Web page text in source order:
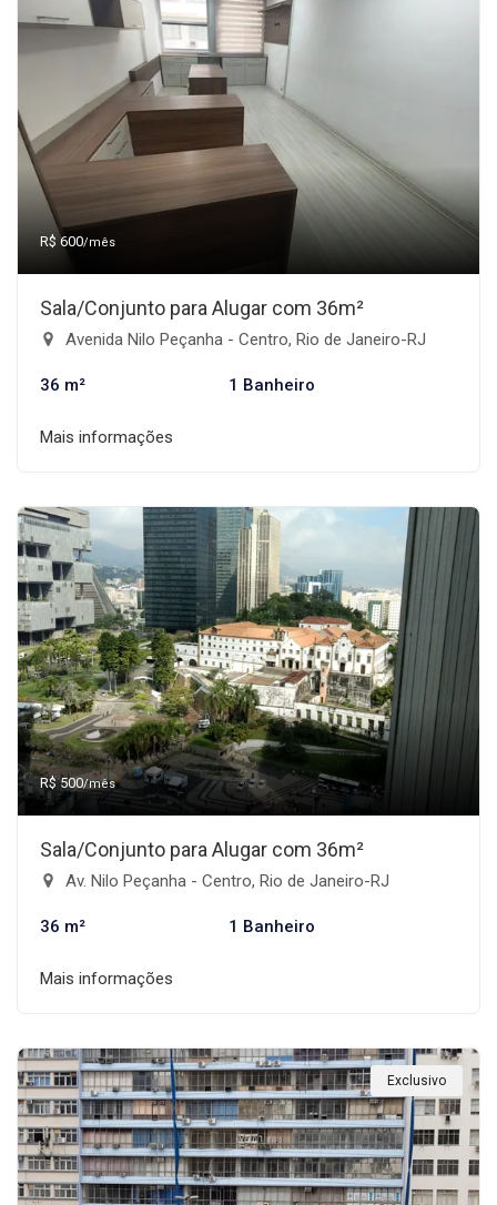
R$ 600/mês
Sala/Conjunto para Alugar com 36m²
Avenida Nilo Peçanha - Centro, Rio de Janeiro-RJ
36 m² 1 Banheiro
Mais informações
R$ 500/mês
Sala/Conjunto para Alugar com 36m²
Av. Nilo Peçanha - Centro, Rio de Janeiro-RJ
36 m² 1 Banheiro
Mais informações
Exclusivo